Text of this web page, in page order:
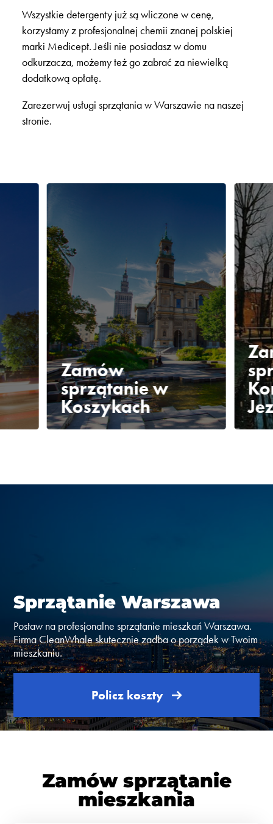
Wszystkie detergenty już są wliczone w cenę,
korzystamy z profesjonalnej chemii znanej polskiej
marki Medicept. Jeśli nie posiadasz w domu
odkurzacza, możemy też go zabrać za niewielką
dodatkową opłatę.
Zarezerwuj usługi sprzątania w Warszawie na naszej
stronie.
Zamów
sprzątanie w
Koszykach
Sprzątanie Warszawa
Postaw na profesjonalne sprzątanie mieszkań Warszawa.
Firma CleanWhale skutecznie zadba o porządek w Twoim
mieszkaniu.
Policz koszty
Zamów sprzątanie
mieszkania